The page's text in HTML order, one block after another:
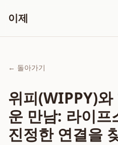
이제
← 돌아가기
위피(WIPPY)
운 만남: 라이프
진정한 연결을